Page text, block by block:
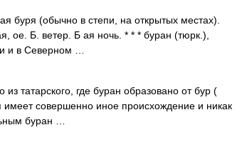
буря (обычно в степи, на открытых местах).
Б. ветер. Б ая ночь. * * * буран (тюрк.),
и в Северном …
татарского, где буран образовано от бур (
имеет совершенно иное происхождение и никак
буран …